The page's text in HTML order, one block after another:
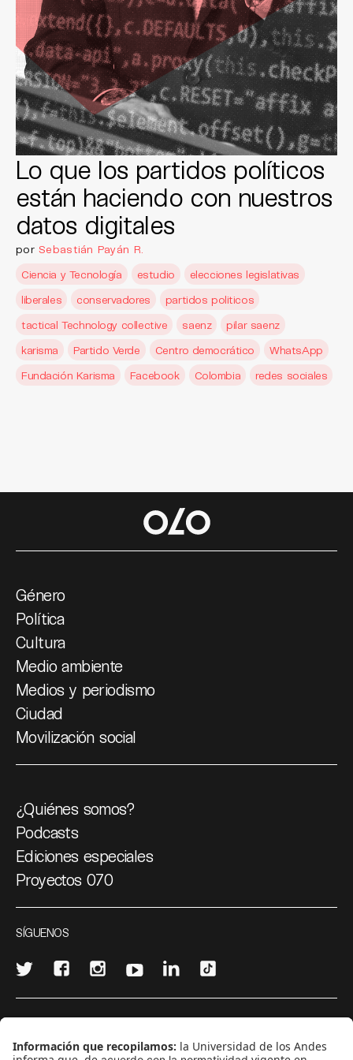
Lo que los partidos políticos
están haciendo con nuestros
datos digitales
porSebastián Payán R.
Ciencia y Tecnología
estudio
elecciones legislativas
liberales
conservadores
partidos politicos
tactical Technology collective
saenz
pilar saenz
karisma
Partido Verde Centro democrático
WhatsApp
Fundación Karisma
Facebook Colombia redes sociales
Género
Política
Cultura
Medio ambiente
Medios y periodismo
Ciudad
Movilización social
¿Quiénes somos?
Podcasts
Ediciones especiales
Proyectos 070
SÍGUENOS